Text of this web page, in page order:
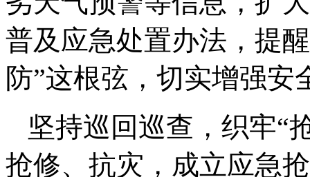
普及应急处置办法，提
防”这根弦，切实增强安
坚持巡回巡查，织牢“
抢修、抗灾，成立应急